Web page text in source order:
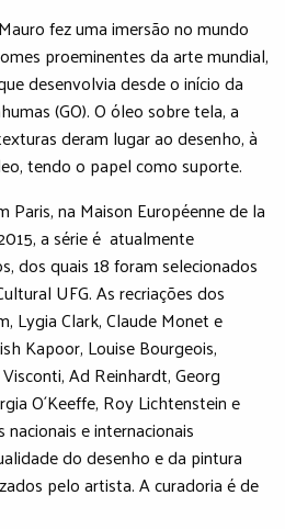
fez uma imersão no mundo
proeminentes da arte mundial,
desenvolvia desde o início da
(GO). O óleo sobre tela, a
deram lugar ao desenho, à
tendo o papel como suporte.
Paris, na Maison Européenne de la
a série é atualmente
dos quais 18 foram selecionados
UFG. As recriações dos
Lygia Clark, Claude Monet e
Kapoor, Louise Bourgeois,
Ad Reinhardt, Georg
O´Keeffe, Roy Lichtenstein e
e internacionais
do desenho e da pintura
pelo artista. A curadoria é de